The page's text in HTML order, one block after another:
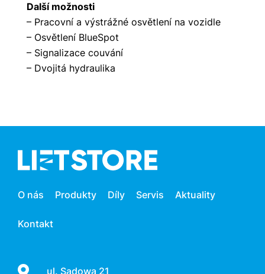
Další možnosti
– Pracovní a výstrážné osvětlení na vozidle
– Osvětlení BlueSpot
– Signalizace couvání
– Dvojitá hydraulika
O nás Produkty Díly Servis Aktuality
Kontakt
ul. Sadowa 21